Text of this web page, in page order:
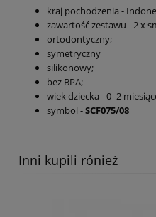
kraj pochodzenia -
zawartość zestawu - 2 x
ortodontyczny;
symetryczny
silikonowy;
bez BPA;
wiek dziecka - 0–2
symbol -SCF075/08
Inni kupili rónież